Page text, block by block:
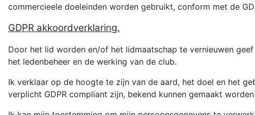
commercieele doeleinden worden gebruikt, conform met de
GDPR akkoordverklaring.
Door het lid worden en/of het lidmaatschap te vernieuwen
het ledenbeheer en de werking van de club.
Ik verklaar op de hoogte te zijn van de aard, het doel en het
verplicht GDPR compliant zijn, bekend kunnen gemaakt worden.